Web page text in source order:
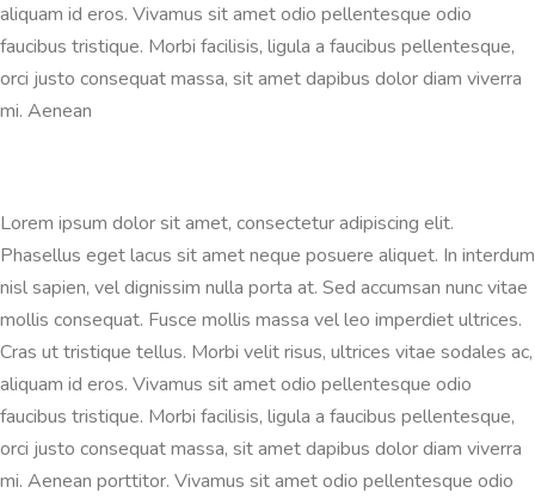
aliquam id eros. Vivamus sit amet odio pellentesque odio
faucibus tristique. Morbi facilisis, ligula a faucibus pellentesque,
orci justo consequat massa, sit amet dapibus dolor diam viverra
mi. Aenean
Lorem ipsum dolor sit amet, consectetur adipiscing elit.
Phasellus eget lacus sit amet neque posuere aliquet. In interdum
nisl sapien, vel dignissim nulla porta at. Sed accumsan nunc vitae
mollis consequat. Fusce mollis massa vel leo imperdiet ultrices.
Cras ut tristique tellus. Morbi velit risus, ultrices vitae sodales ac,
aliquam id eros. Vivamus sit amet odio pellentesque odio
faucibus tristique. Morbi facilisis, ligula a faucibus pellentesque,
orci justo consequat massa, sit amet dapibus dolor diam viverra
mi. Aenean porttitor. Vivamus sit amet odio pellentesque odio